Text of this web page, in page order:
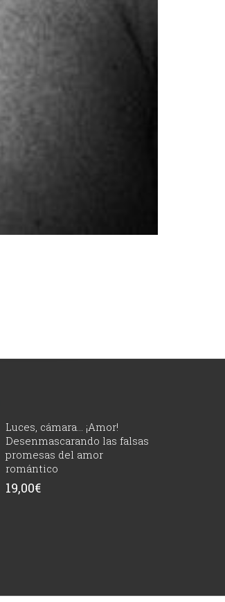
Luces, cámara... ¡Amor!
Desenmascarando las falsas
promesas del amor
romántico
19,00€